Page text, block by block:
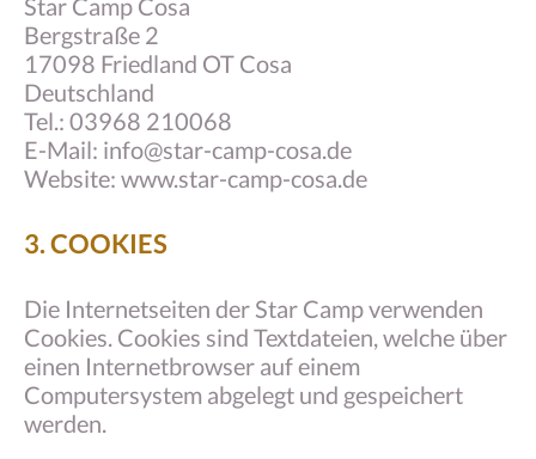
Star Camp Cosa
Bergstraße 2
17098 Friedland OT Cosa
Deutschland
Tel.: 03968 210068
E-Mail: info@star-camp-cosa.de
Website: www.star-camp-cosa.de
3. COOKIES
Die Internetseiten der Star Camp verwenden
Cookies. Cookies sind Textdateien, welche über
einen Internetbrowser auf einem
Computersystem abgelegt und gespeichert
werden.